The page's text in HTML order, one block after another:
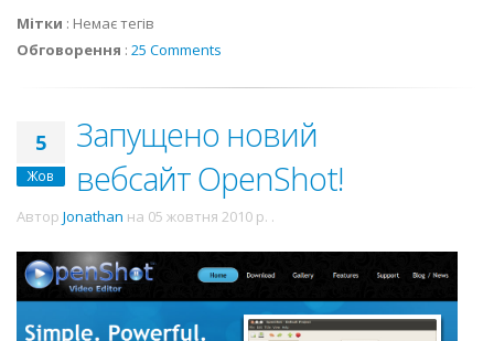
Мітки : Немає тегів
Обговорення : 25 Comments
5
Жов
Запущено новий
вебсайт OpenShot!
Автор Jonathan на 05 жовтня 2010 р. .